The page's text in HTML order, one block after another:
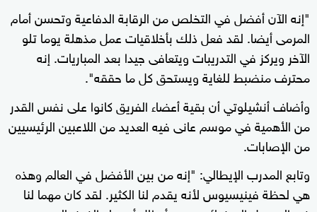
"إنه الآن أفضل في التخلص من الرقابة الدفاعية وتحسن أمام
المرمى أيضا. لقد فعل ذلك بأخلاقيات عمل مذهلة يوما تلو
الآخر ويركز في التدريبات ويتعافى جيدا بعد المباريات. إنه
محترف منضبط للغاية ويستحق كل ما حققه".
وأضاف أنشيلوتي أن بقية أعضاء الفريق كانوا على نفس القدر
من الأهمية في موسم عانى فيه العديد من اللاعبين الرئيسيين
من الإصابات.
وتابع المدرب الإيطالي: "إنه من بين الأفضل في العالم وهذه
هي لحظة فينيسيوس لأنه يقدم لنا الكثير. لقد كان مهما لنا